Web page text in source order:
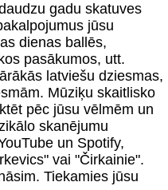
gadu skatuves
jūsu
dienas ballēs,
pasākumos, utt.
latviešu dziesmas,
Mūziķu skaitlisko
pēc jūsu vēlmēm un
skanējumu
un Spotify,
vai "Čirkainie".
Tiekamies jūsu